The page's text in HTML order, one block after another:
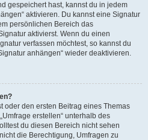
gespeichert hast, kannst du in jedem
aktivieren. Du kannst eine Signatur
persönlichen Bereich das
aktivierst. Wenn du einen
verfassen möchtest, so kannst du
anhängen“ wieder deaktivieren.
oder den ersten Beitrag eines Themas
erstellen“ unterhalb des
du diesen Bereich nicht sehen
die Berechtigung, Umfragen zu